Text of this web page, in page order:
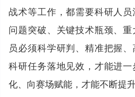
战术等工作，都需要科研人
问题突破、关键技术瓶颈、
员必须科学研判、精准把握
科研任务落地见效，才能进
化、向赛场赋能，才能不断提